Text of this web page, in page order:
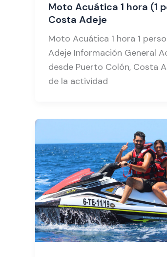
Moto Acuática 1 hora (1
Costa Adeje
Moto Acuática 1 hora 1
Adeje Información General
desde Puerto Colón, Costa
de la actividad